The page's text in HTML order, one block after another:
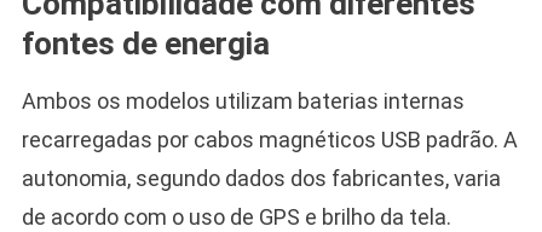
fontes de energia
Ambos os modelos utilizam baterias internas
recarregadas por cabos magnéticos USB padrão. A
autonomia, segundo dados dos fabricantes, varia
de acordo com o uso de GPS e brilho da tela.